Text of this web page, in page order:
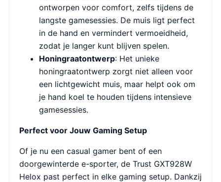
ontworpen voor comfort, zelfs tijdens de
langste gamesessies. De muis ligt perfect
in de hand en vermindert vermoeidheid,
zodat je langer kunt blijven spelen.
Honingraatontwerp: Het unieke
honingraatontwerp zorgt niet alleen voor
een lichtgewicht muis, maar helpt ook om
je hand koel te houden tijdens intensieve
gamesessies.
Perfect voor Jouw Gaming Setup
Of je nu een casual gamer bent of een
doorgewinterde e-sporter, de Trust GXT928W
Helox past perfect in elke gaming setup. Dankzij